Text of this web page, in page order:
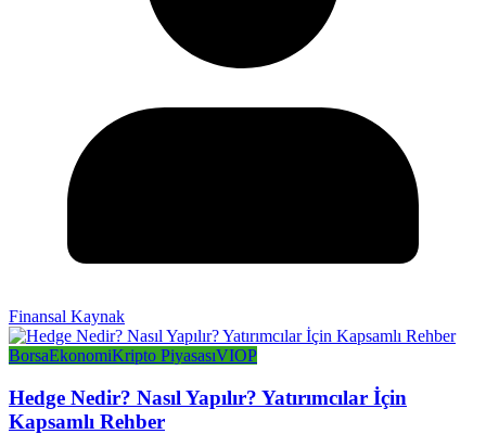
Finansal Kaynak
BorsaEkonomiKripto PiyasasıVIOP
Hedge Nedir? Nasıl Yapılır? Yatırımcılar İçin
Kapsamlı Rehber